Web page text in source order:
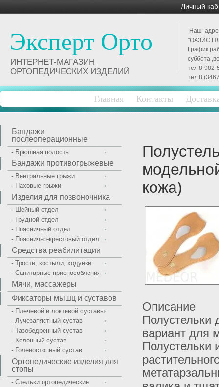
Эксперт Орто
ИНТЕРНЕТ-МАГАЗИН
ОРТОПЕДИЧЕСКИХ ИЗДЕЛИЙ
Наш
"ОАЗИС
График
суббота
тел 8-982-
тел 8
Личный
Главная Контакты
кожа)
Описание
Полустельки
вариант для
Полустельки
Бандажи
послеоперационные
- Брюшная полость
Бандажи противогрыжевые
- Вентральные грыжи
- Паховые грыжи
Изделия для позвоночника
- Шейный отдел
- Грудной отдел
- Поясничный отдел
- Пояснично-крестовый отдел
Средства реабилитации
- Трости, костыли, ходунки
- Санитарные приспособления
Мячи, массажеры
Фиксаторы мышц и суставов
- Плечевой и локтевой суставы
- Лучезапястный сустав
- Тазобедренный сустав
- Коленный сустав
- Голеностопный сустав
Ортопедические изделия для
стопы
- Стельки ортопедические